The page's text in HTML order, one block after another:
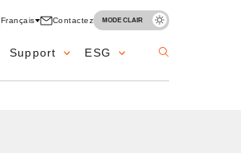
Français Contactez MODE CLAIR
Support ESG